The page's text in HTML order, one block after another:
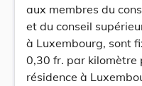
aux membres du
et du conseil
à Luxembourg, sont
0,30 fr. par kilomètre
résidence à